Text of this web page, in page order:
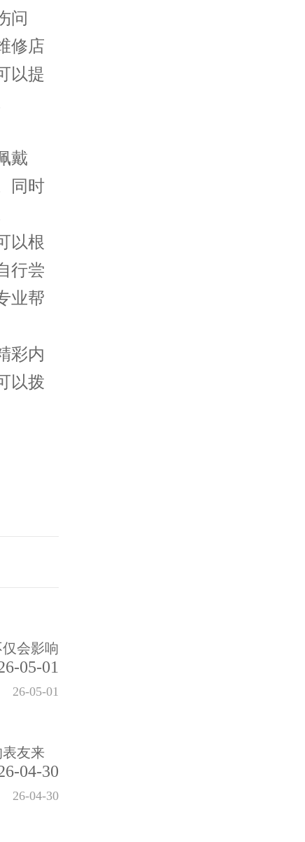
问
修店
以提
戴
同时
以根
行尝
业帮
彩内
以拨
会影响
05-01
26-05-01
友来
04-30
26-04-30